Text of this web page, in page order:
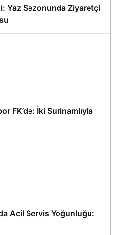
Yaz Sezonunda Ziyaretçi
FK’de: İki Surinamlıyla
Acil Servis Yoğunluğu: